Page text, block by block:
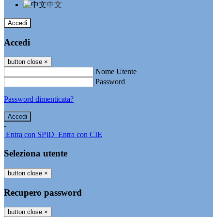
中文
Accedi
Accedi
button close ×
Nome Utente
Password
Password dimenticata?
-
Entra con SPID Entra con CIE
Seleziona utente
button close ×
Recupero password
button close ×